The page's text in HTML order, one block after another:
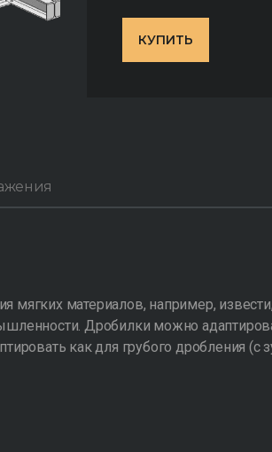
КУПИТЬ
материалов, например,
Дробилки можно
как для грубого дробления (с